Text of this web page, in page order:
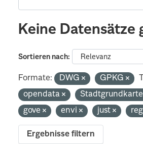
Keine Datensätze
Sortieren nach
Formate: DWG GPKG
opendata
gove
envi just
Ergebnisse filtern